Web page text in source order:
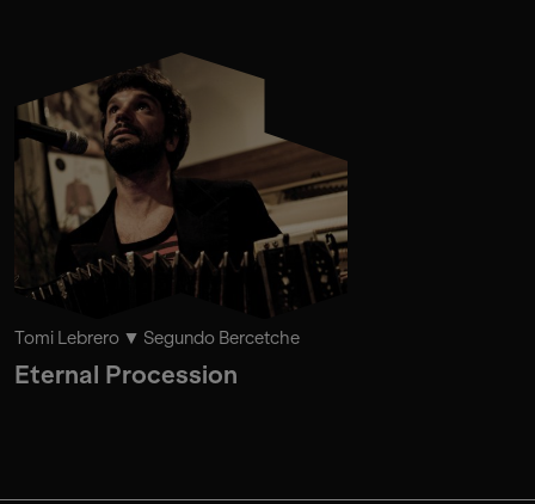
Tomi Lebrero Segundo Bercetche
Eternal Procession